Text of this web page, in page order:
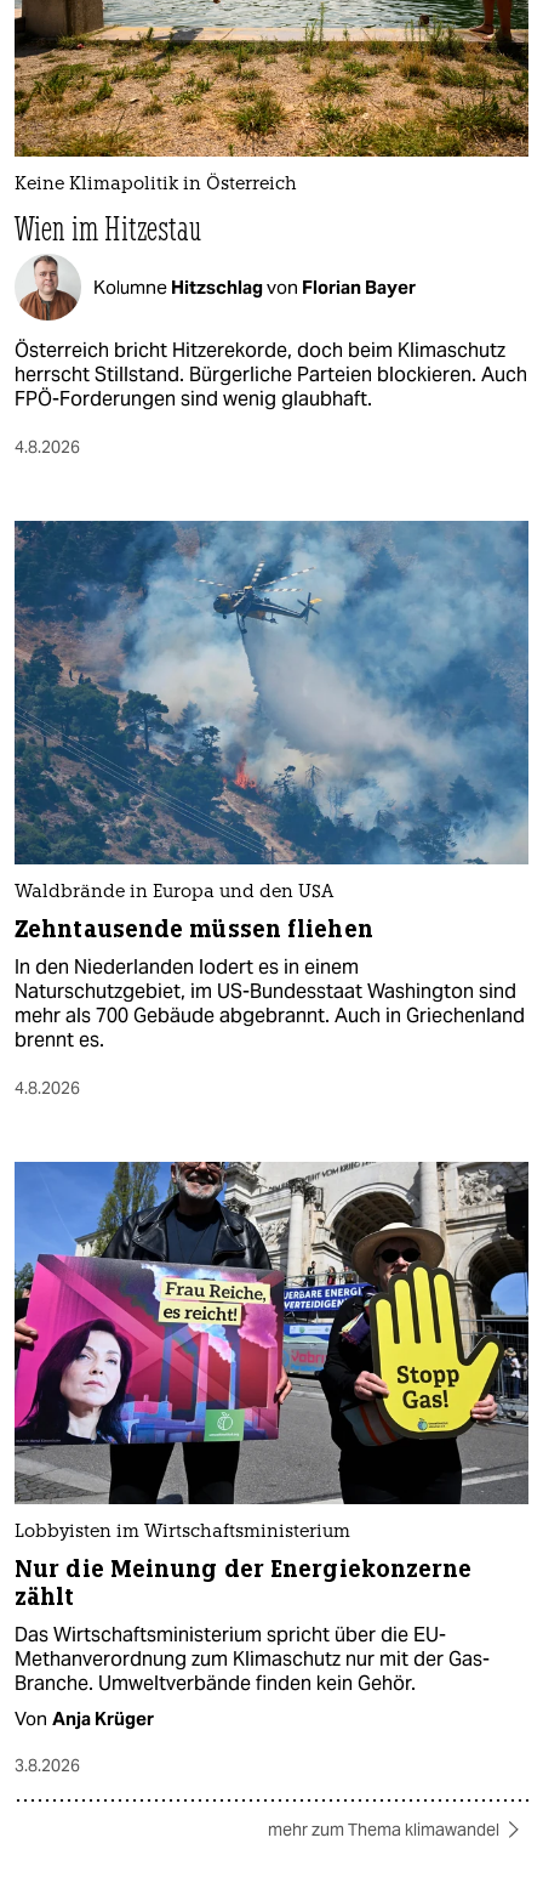
Keine Klimapolitik in Österreich
Wien im Hitzestau
Kolumne Hitzschlagvon Florian Bayer
Österreich bricht Hitzerekorde, doch beim Klimaschutz
herrscht Stillstand. Bürgerliche Parteien blockieren. Auch
FPÖ-Forderungen sind wenig glaubhaft.
4.8.2026
Waldbrände in Europa und den USA
Zehntausende müssen fliehen
In den Niederlanden lodert es in einem
Naturschutzgebiet, im US-Bundesstaat Washington sind
mehr als 700 Gebäude abgebrannt. Auch in Griechenland
brennt es.
4.8.2026
Lobbyisten im Wirtschaftsministerium
Nur die Meinung der Energiekonzerne
zählt
Das Wirtschaftsministerium spricht über die EU-
Methanverordnung zum Klimaschutz nur mit der Gas-
Branche. Umweltverbände finden kein Gehör.
Von Anja Krüger
3.8.2026
mehr zum Thema klimawandel